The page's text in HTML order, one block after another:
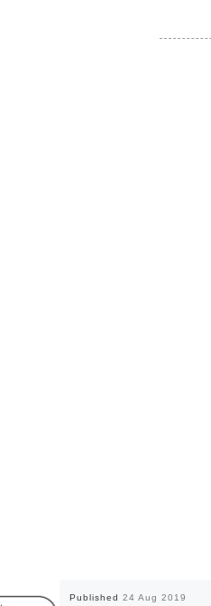
Published 24 Aug 2019